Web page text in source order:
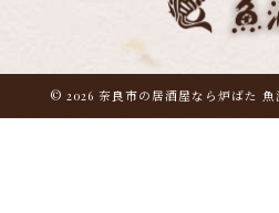
© 2026 奈良市の居酒屋なら炉ばた 魚